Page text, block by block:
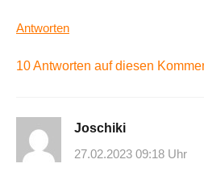
Antworten
10 Antworten auf diesen
Joschiki
27.02.2023 09:18 Uhr